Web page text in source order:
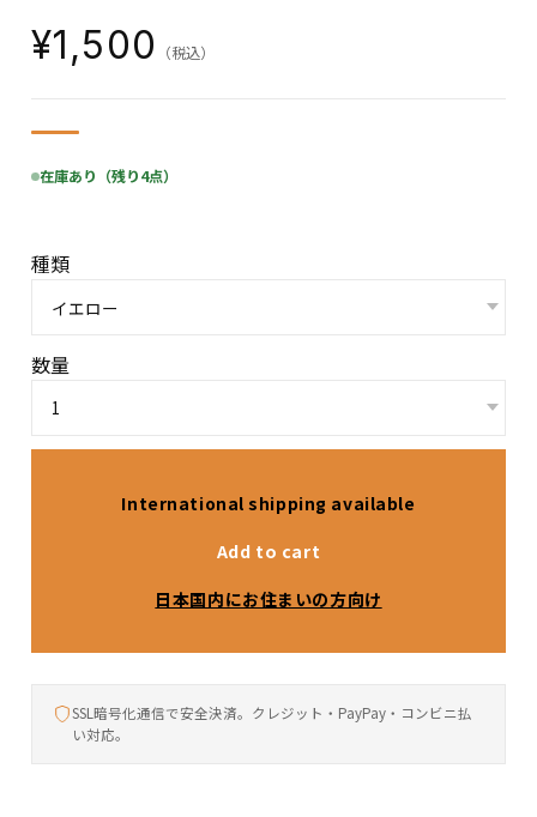
¥1,500
（税込）
在庫あり（残り4点）
種類
数量
International shipping available
Add to cart
日本国内にお住まいの方向け
SSL暗号化通信で安全決済。クレジット・PayPay・コンビニ払
い対応。